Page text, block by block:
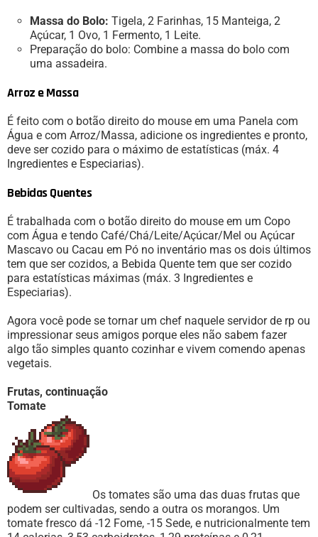
Massa do Bolo: Tigela, 2 Farinhas, 15 Manteiga, 2
Açúcar, 1 Ovo, 1 Fermento, 1 Leite.
Preparação do bolo: Combine a massa do bolo com
uma assadeira.
Arroz e Massa
É feito com o botão direito do mouse em uma Panela com
Água e com Arroz/Massa, adicione os ingredientes e pronto,
deve ser cozido para o máximo de estatísticas (máx. 4
Ingredientes e Especiarias).
Bebidas Quentes
É trabalhada com o botão direito do mouse em um Copo
com Água e tendo Café/Chá/Leite/Açúcar/Mel ou Açúcar
Mascavo ou Cacau em Pó no inventário mas os dois últimos
tem que ser cozidos, a Bebida Quente tem que ser cozido
para estatísticas máximas (máx. 3 Ingredientes e
Especiarias).
Agora você pode se tornar um chef naquele servidor de rp ou
impressionar seus amigos porque eles não sabem fazer
algo tão simples quanto cozinhar e vivem comendo apenas
vegetais.
Frutas, continuação
Tomate
Os tomates são uma das duas frutas que
podem ser cultivadas, sendo a outra os morangos. Um
tomate fresco dá -12 Fome, -15 Sede, e nutricionalmente tem